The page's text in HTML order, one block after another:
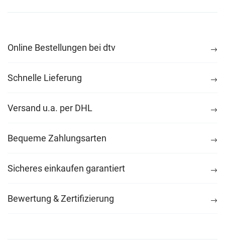
Online Bestellungen bei dtv
Schnelle Lieferung
Versand u.a. per DHL
Bequeme Zahlungsarten
Sicheres einkaufen garantiert
Bewertung & Zertifizierung